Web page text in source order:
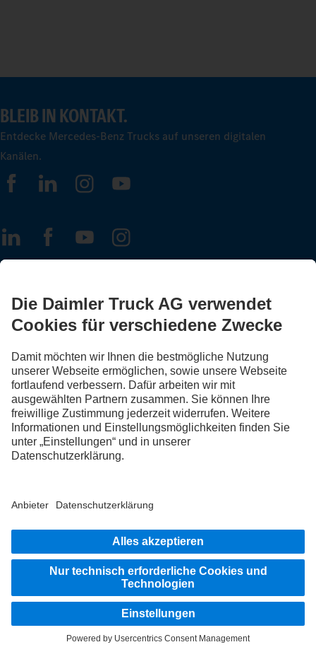
BLEIB IN KONTAKT.
Entdecke Mercedes-Benz Trucks auf unseren digitalen
Kanälen.
Tausche jetzt Erfahrungen mit anderen Truckerinnen und
Truckern aus.
Steig ein
Datenschutz Schweiz
Datenschutz Lieferanten